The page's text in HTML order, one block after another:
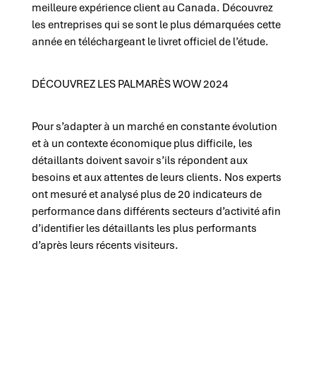
meilleure expérience client au Canada. Découvrez
les entreprises qui se sont le plus démarquées cette
année en téléchargeant le livret officiel de l’étude.
DÉCOUVREZ LES PALMARÈS WOW 2024
Pour s’adapter à un marché en constante évolution
et à un contexte économique plus difficile, les
détaillants doivent savoir s’ils répondent aux
besoins et aux attentes de leurs clients. Nos experts
ont mesuré et analysé plus de 20 indicateurs de
performance dans différents secteurs d’activité afin
d’identifier les détaillants les plus performants
d’après leurs récents visiteurs.